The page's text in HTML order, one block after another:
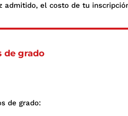
admitido, el costo de tu
de grado
de grado: